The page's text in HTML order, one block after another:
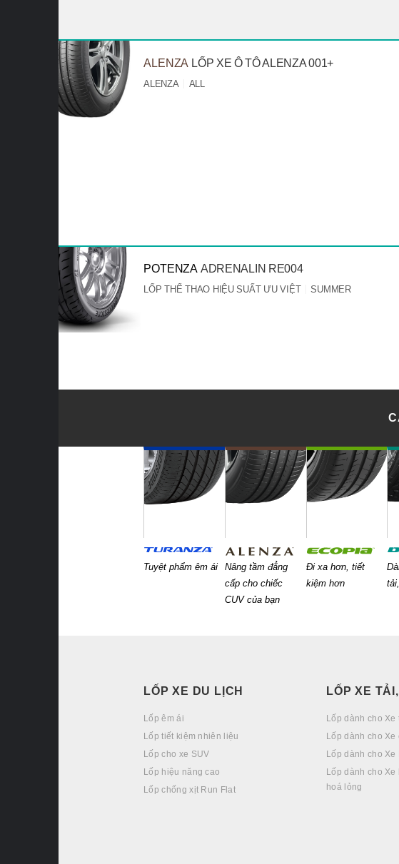
ALENZA LỐP XE Ô TÔ ALENZA 001+
ALENZA ALL
POTENZA ADRENALIN RE004
LỐP THỂ THAO HIỆU SUẤT ƯU VIỆT SUMMER
Tuyệt phẩm êm ái
Nâng tầm đẳng
cấp cho chiếc
CUV của bạn
Đi xa hơn, tiết
kiệm hơn
LỐP XE DU LỊCH
Lốp êm ái
Lốp tiết kiệm nhiên liệu
Lốp cho xe SUV
Lốp hiệu năng cao
Lốp chống xịt Run Flat
LỐP XE
Lốp dành cho
Lốp dành cho Xe
Lốp dành cho Xe
Lốp dành cho
hoá lỏng